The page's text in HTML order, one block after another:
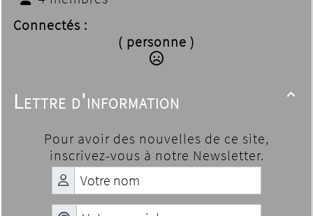
Connectés :
( personne )

Lettre d'information
Pour avoir des nouvelles de ce site,
inscrivez-vous à notre Newsletter.